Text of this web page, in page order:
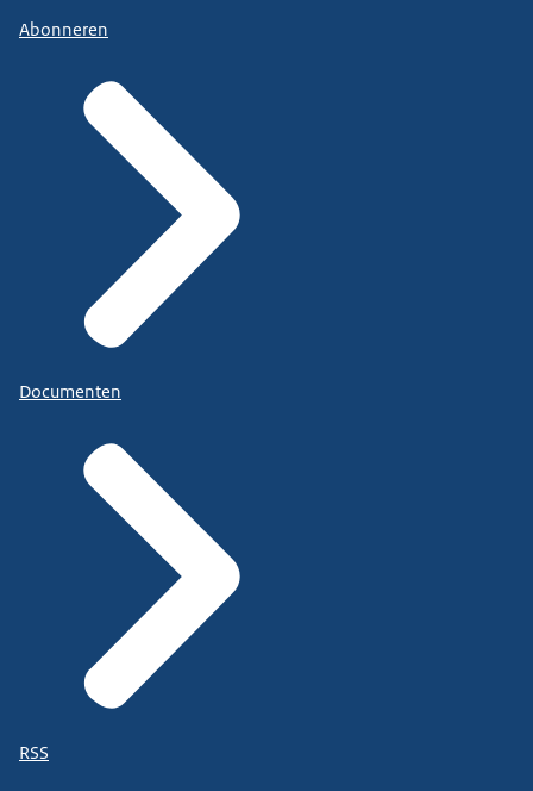
Abonneren
Documenten
RSS